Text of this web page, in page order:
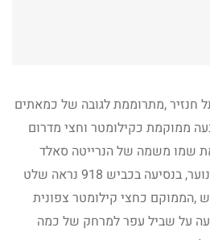
חנזיר ,מתרוממת לגובה של כמאתים
ממוקמת כקילומטר וחצי מדרום
שמו משמה של הנרייטה סאלד
שהקימה את ארגון עליית הנוער, בנסיעה בכביש 918 נראה שלט
,הממוקם כחצי קילומטר צפונית
על שביל עפר למרחק של כמה